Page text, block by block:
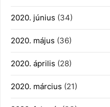
2020. június (34)
2020. május (36)
2020. április (28)
2020. március (21)